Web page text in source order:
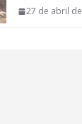
27 de abril